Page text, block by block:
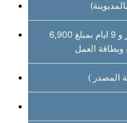
مطالبة برواتب متأخرة عن 3 شهور و 9 ايام بمبلغ 6,900
وبطاقة العمل
المصدر )